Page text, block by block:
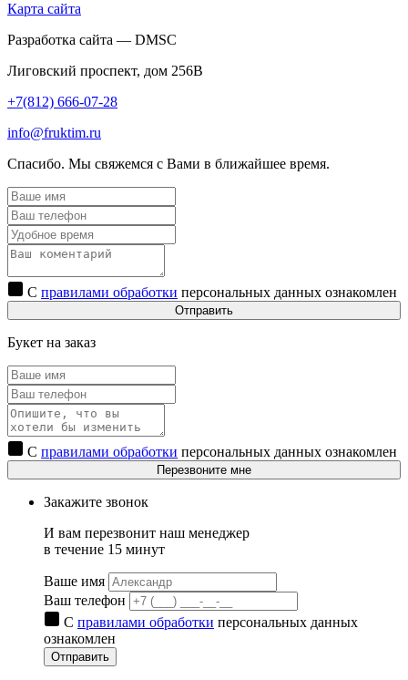
Карта сайта
Разработка сайта — DMSC
Лиговский проспект, дом 256В
+7(812) 666-07-28
info@fruktim.ru
Спасибо. Мы свяжемся с Вами в ближайшее время.
С правилами обработки персональных данных ознакомлен
Отправить
Букет на заказ
С правилами обработки персональных данных ознакомлен
Перезвоните мне
Закажите звонок
И вам перезвонит наш менеджер
в течение 15 минут
Ваше имя
Ваш телефон
С правилами обработки персональных данных
ознакомлен
Отправить